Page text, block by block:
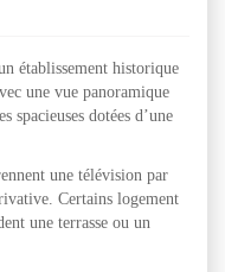
établissement historique
une vue panoramique
spacieuses dotées d’une
une télévision par
Certains logement
une terrasse ou un